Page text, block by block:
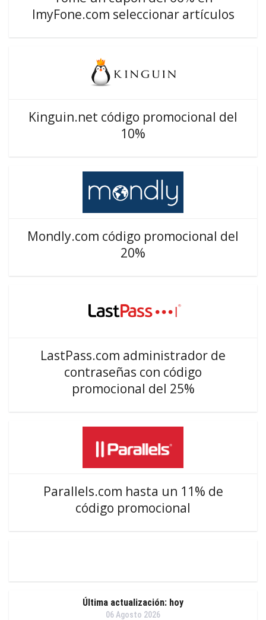
ImyFone.com seleccionar artículos
Kinguin.net código promocional del
10%
Mondly.com código promocional del
20%
LastPass.com administrador de
contraseñas con código
promocional del 25%
Parallels.com hasta un 11% de
código promocional
Última actualización: hoy
06 Agosto 2026